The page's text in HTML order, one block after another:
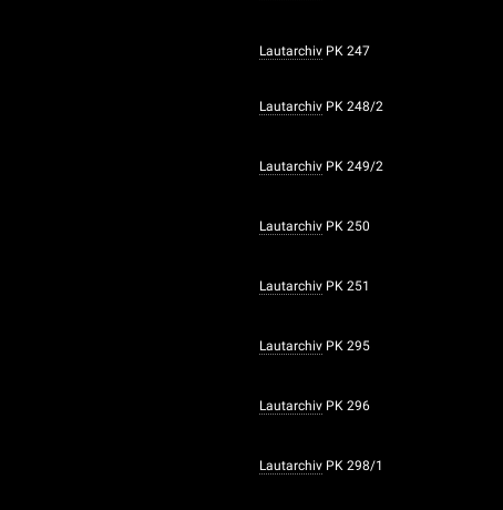
Lautarchiv PK 247
Lautarchiv PK 248/2
Lautarchiv PK 249/2
Lautarchiv PK 250
Lautarchiv PK 251
Lautarchiv PK 295
Lautarchiv PK 296
Lautarchiv PK 298/1